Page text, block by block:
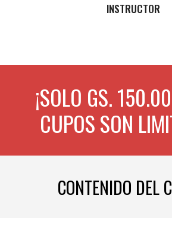
INSTRUCTOR
¡SOLO GS.
CUPOS SON
CONTENIDO DEL